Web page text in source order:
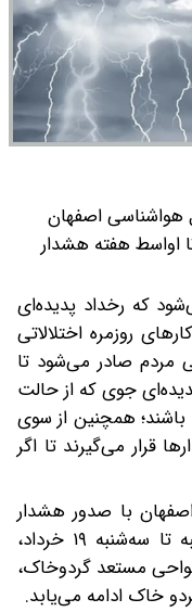
هواشناسی اصفهان
اواسط هفته هشدار
که رخداد پدیده‌ای
روزمره اختلالاتی
مردم صادر می‌شود تا
جوی که از حالت
همچنین از سوی
قرار می‌گیرند تا اگر
با صدور هشدار
سطح زرد اعلام کرد که از امروز یکشنبه تا سه‌شنبه ۱۹ خرداد،
مستعد گردوخاک،
خاک ادامه می‌یابد.